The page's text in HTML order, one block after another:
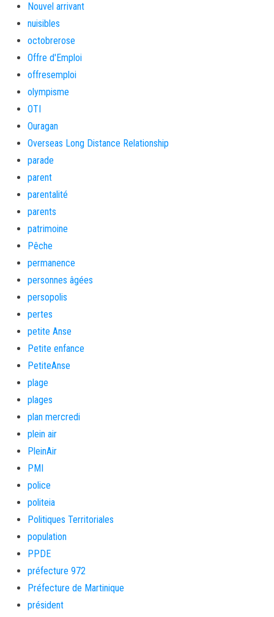
Nouvel arrivant
nuisibles
octobrerose
Offre d'Emploi
offresemploi
olympisme
OTI
Ouragan
Overseas Long Distance Relationship
parade
parent
parentalité
parents
patrimoine
Pêche
permanence
personnes âgées
persopolis
pertes
petite Anse
Petite enfance
PetiteAnse
plage
plages
plan mercredi
plein air
PleinAir
PMI
police
politeia
Politiques Territoriales
population
PPDE
préfecture 972
Préfecture de Martinique
président